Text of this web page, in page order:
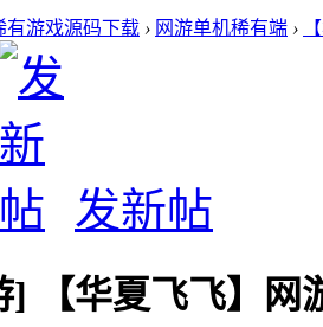
有游戏源码下载 › 网游单机稀有端 ›
发新帖
]
【华夏飞飞】